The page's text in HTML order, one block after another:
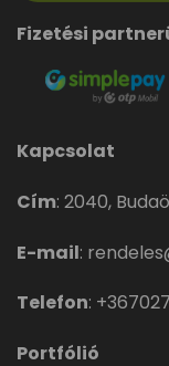
Fizetési
Kapcsolat
Cím: 2040,
E-mail:
Telefon:
Portfólió